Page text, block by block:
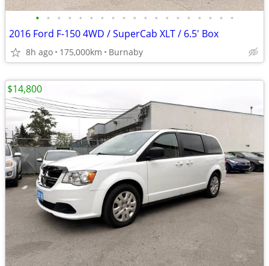
• • • • • • • • • • • • • • • • • • •
2016 Ford F-150 4WD / SuperCab XLT / 6.5' Box
8h ago 175,000km Burnaby
$14,800